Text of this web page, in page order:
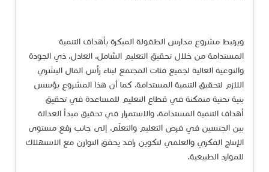
ويرتبط مشروع مدارس الطفولة المبكرة بأهداف التنمية
المستدامة من خلال تحقيق التعليم الشامل، العادل، ذي الجودة
والنوعية العالية لجميع فئات المجتمع لبناء رأس المال البشري
اللازم لتحقيق التنمية المستدامة، كما أن هذا المشروع يؤسس
بنية تحتية متمكنة في قطاع التعليم للمساعدة في تحقيق
أهداف التنمية المستدامة، والاستمرار في تحقيق مبدأ العدالة
بين الجنسين في فرص التعليم والتعلّم، إلى جانب رفع مستوى
الإنتاج الفكري والعلمي لتكوين رافد يحقق التوازن مع الاستهلاك
للموارد الطبيعية.​